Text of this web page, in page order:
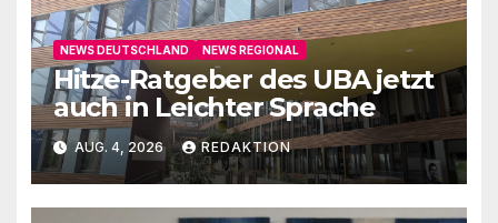
NEWS DEUTSCHLAND NEWS REGIONAL
Hitze-Ratgeber des UBA jetzt
auch in Leichter Sprache
AUG. 4, 2026 REDAKTION